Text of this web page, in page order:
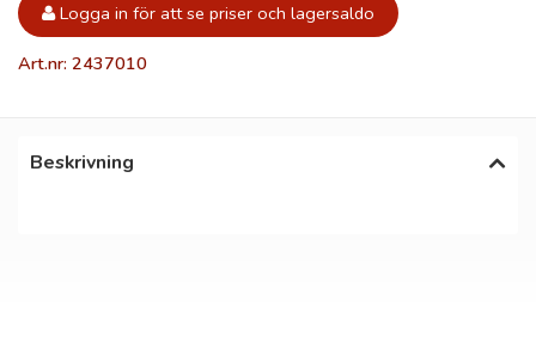
Logga in för att se priser och lagersaldo
Art.nr: 2437010
Beskrivning